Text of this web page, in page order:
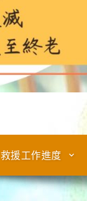
救援工作進度